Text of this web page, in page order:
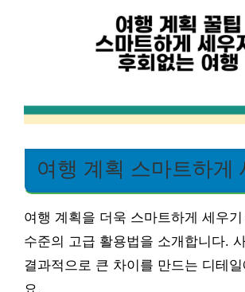
여행 계획 스마트하게
여행 계획을 더욱 스마트하게 세우
수준의 고급 활용법을 소개합니다.
결과적으로 큰 차이를 만드는 디테